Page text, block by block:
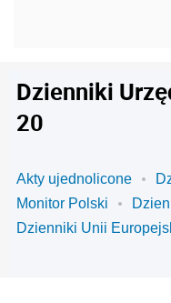
Dzienniki
20
Akty ujednolicone
Monitor Polski
Dzienniki Unii